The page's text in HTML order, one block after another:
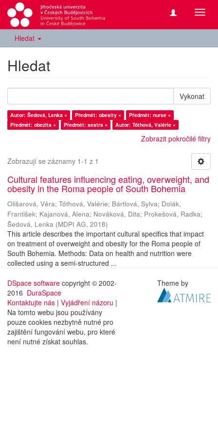
Hledat
Hledat
Vykonat
Autor: Šedová, Lenka × Předmět: obesity ×
Předmět: nurse ×
Předmět: obezita ×
Předmět: sestra × Autor: Tóthová, Valérie ×
Zobrazit pokročilé filtry
Zobrazují se záznamy 1-1 z 1
Cultural features influencing eating, overweight, and
obesity in the Roma people of South Bohemia
Olišarová, Věra; Tóthová, Valérie; Bártlová, Sylva; Dolák,
František; Kajanová, Alena; Nováková, Dita; Prokešová, Radka;
Šedová, Lenka (MDPI AG, 2018)
This article describes the important cultural specifics that impact
on treatment of overweight and obesity for the Roma people of
South Bohemia. Methods: Data on health and nutrition were
collected using a semi-structured ...
DSpace software copyright © 2002-
2016 DuraSpace
Kontaktujte nás | Vyjádření názoru |
Na tomto webu jsou používány
pouze cookies nezbytně nutné pro
zajištění fungování webu, pro které
není nutné získat souhlas.
Theme by